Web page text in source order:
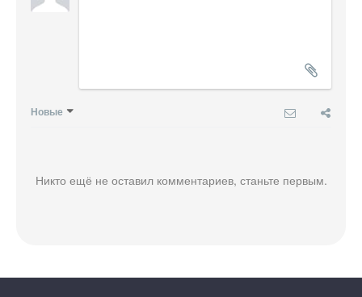
Новые
Никто ещё не оставил комментариев, станьте первым.